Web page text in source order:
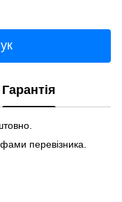
Гарантія
перевізника.